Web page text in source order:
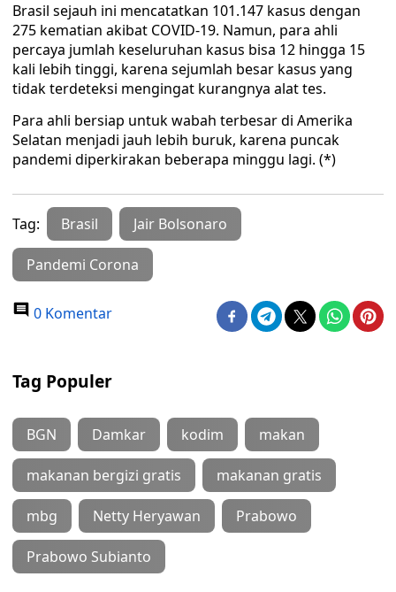
Brasil sejauh ini mencatatkan 101.147 kasus dengan
275 kematian akibat COVID-19. Namun, para ahli
percaya jumlah keseluruhan kasus bisa 12 hingga 15
kali lebih tinggi, karena sejumlah besar kasus yang
tidak terdeteksi mengingat kurangnya alat tes.
Para ahli bersiap untuk wabah terbesar di Amerika
Selatan menjadi jauh lebih buruk, karena puncak
pandemi diperkirakan beberapa minggu lagi. (*)
Tag: Brasil Jair Bolsonaro
Pandemi Corona
0 Komentar
Tag Populer
BGN Damkar kodim makan
makanan bergizi gratis makanan gratis
mbg Netty Heryawan Prabowo
Prabowo Subianto